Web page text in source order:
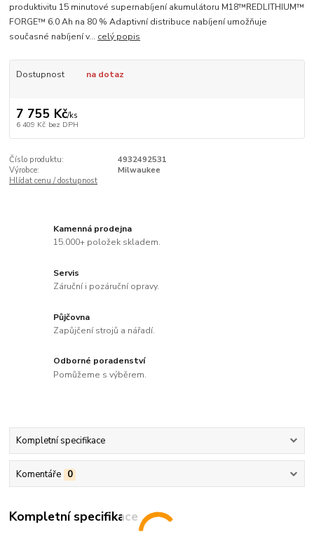
produktivitu 15 minutové supernabíjení akumulátoru M18™REDLITHIUM™
FORGE™ 6.0 Ah na 80 % Adaptivní distribuce nabíjení umožňuje
současné nabíjení v... celý popis
Dostupnost na dotaz
7 755 Kč/ks
6 409 Kč bez DPH
Číslo produktu:
4932492531
Výrobce:
Milwaukee
Hlídat cenu / dostupnost
Kamenná prodejna
15.000+ položek skladem.
Servis
Záruční i pozáruční opravy.
Půjčovna
Zapůjčení strojů a nářadí.
Odborné poradenství
Pomůžeme s výběrem.
Kompletní specifikace
Komentáře 0
Kompletní specifikace